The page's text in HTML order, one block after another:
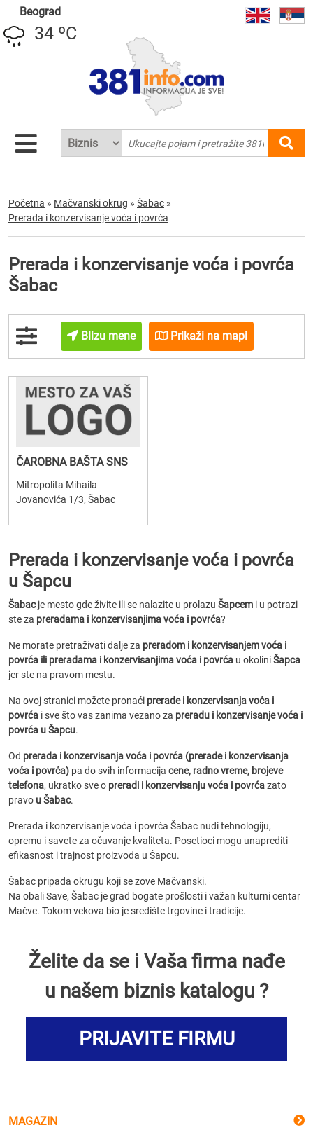
Beograd
34 ºC
Početna » Mačvanski okrug » Šabac »
Prerada i konzervisanje voća i povrća
Prerada i konzervisanje voća i povrća
Šabac
Blizu mene Prikaži na mapi
ČAROBNA BAŠTA SNS
Mitropolita Mihaila
Jovanovića 1/3, Šabac
Prerada i konzervisanje voća i povrća
u Šapcu
Šabacje mesto gde živite ili se nalazite u prolazu Šapcem i u potrazi
ste za preradama i konzervisanjima voća i povrća?
Ne morate pretraživati dalje za preradom i konzervisanjem voća i
povrća ili preradama i konzervisanjima voća i povrća u okoliniŠapca
jer ste na pravom mestu.
Na ovoj stranici možete pronaći prerade i konzervisanja voća i
povrća i sve što vas zanima vezano za preradu i konzervisanje voća i
povrća u Šapcu.
Od prerada i konzervisanja voća i povrća (prerade i konzervisanja
voća i povrća) pa do svih informacija cene, radno vreme, brojeve
telefona, ukratko sve o preradi i konzervisanju voća i povrćazato
pravo u Šabac.
Prerada i konzervisanje voća i povrća Šabac nudi tehnologiju,
opremu i savete za očuvanje kvaliteta. Posetioci mogu unaprediti
efikasnost i trajnost proizvoda u Šapcu.
Šabac pripada okrugu koji se zove Mačvanski.
Na obali Save, Šabac je grad bogate prošlosti i važan kulturni centar
Mačve. Tokom vekova bio je središte trgovine i tradicije.
Želite da se i Vaša firma nađe
u našem biznis katalogu ?
PRIJAVITE FIRMU
MAGAZIN